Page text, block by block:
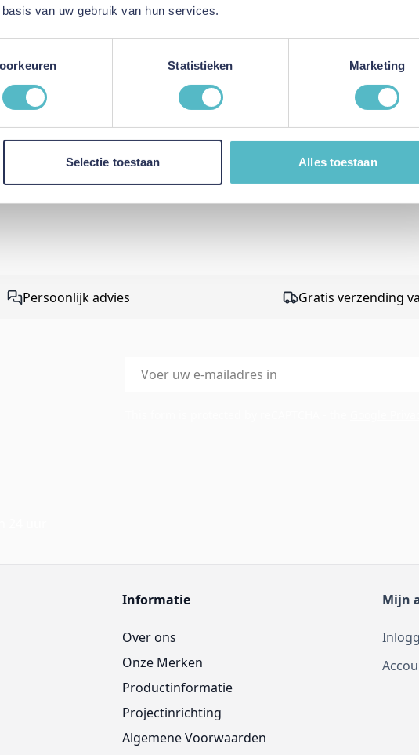
van uw gebruik van hun services.
Statistieken Marketing
Selectie toestaan Alles toestaan
This form is protected by reCAPTCHA - the
Persoonlijk advies Gratis verzending
E-mailadres
Informatie
Over ons
Onze Merken
Productinformatie
Projectinrichting
Algemene Voorwaarden
Mijn